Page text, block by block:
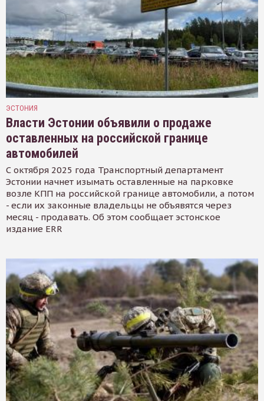
ЭСТОНИЯ
Власти Эстонии объявили о продаже
оставленных на российской границе
автомобилей
С октября 2025 года Транспортный департамент
Эстонии начнет изымать оставленные на парковке
возле КПП на российской границе автомобили, а потом
- если их законные владельцы не объявятся через
месяц - продавать. Об этом сообщает эстонское
издание ERR